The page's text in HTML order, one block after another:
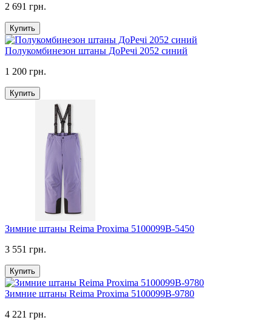
2 691 грн.
Купить
Полукомбинезон штаны ДоРечі 2052 синий
1 200 грн.
Купить
Зимние штаны Reima Proxima 5100099B-5450
3 551 грн.
Купить
Зимние штаны Reima Proxima 5100099B-9780
4 221 грн.